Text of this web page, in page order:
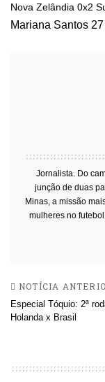
Nova Zelândia 0x2
Mariana Santos
Jornalista. Do
junção de duas
Minas, a missão
mulheres no
NOTÍCIA
Especial Tóquio: 2ª
Holanda x Brasil